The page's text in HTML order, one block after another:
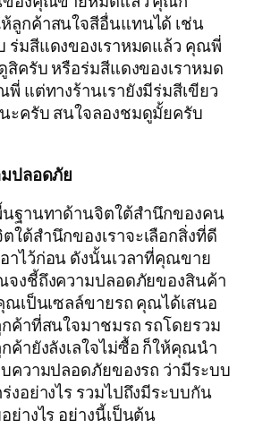
ลูกค้าสนใจสีอื่นแทนได้ เช่น
ร่มสีแดงของเราหมดแล้ว คุณพี่
สิครับ หรือร่มสีแดงของเราหมด
แต่ทางร้านเรายังมีร่มสีเขียว
ะครับ สนใจลองชมดูมั้ยครับ
ปลอดภัย
ฐานทาด้านจิตใต้สำนึกของคน
ใต้สำนึกของเราจะเลือกสิ่งที่ดี
าไว้ก่อน ดังนั้นเวลาที่คุณขาย
จงชี้ถึงความปลอดภัยของสินค้า
ณเป็นเซลล์ขายรถ คุณได้เสนอ
ค้าที่สนใจมาชมรถ รถโดยรวม
ค้ายังลังเลใจไม่ซื้อ ก็ให้คุณนำ
บความปลอดภัยของรถ ว่ามีระบบ
งอย่างไร รวมไปถึงมีระบบกัน
ย่างไร อย่างนี้เป็นต้น